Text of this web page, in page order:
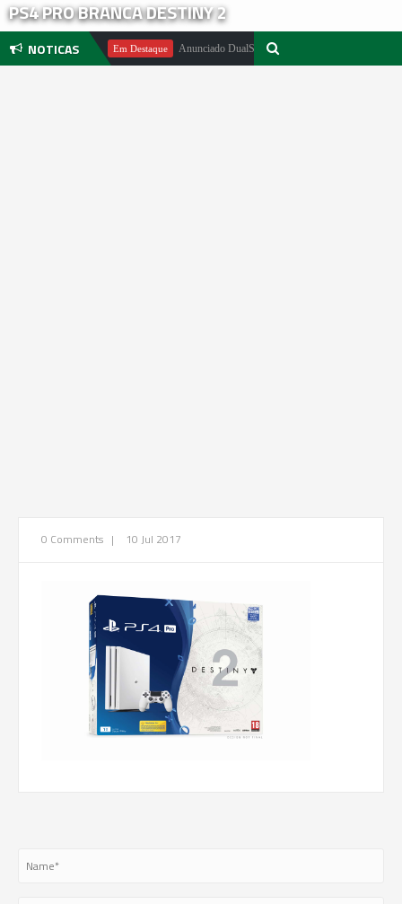
PS4 PRO BRANCA DESTINY 2
NOTICAS
Pachter Em Destaque Anunciado DualSense The Last of Us Limited Edition
0 Comments | 10 Jul 2017